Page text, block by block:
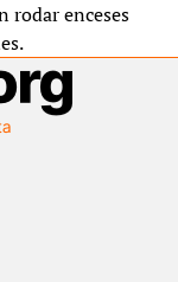
rodar enceses